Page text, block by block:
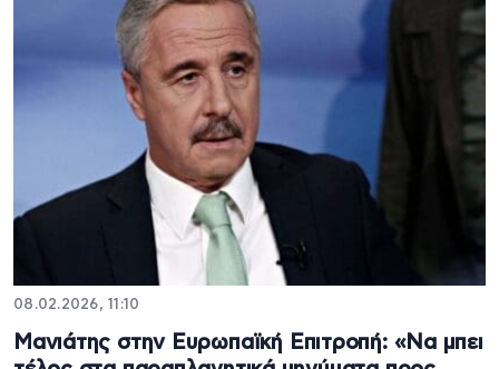
08.02.2026, 11:10
Μανιάτης στην Ευρωπαϊκή Επιτροπή: «Να μπει